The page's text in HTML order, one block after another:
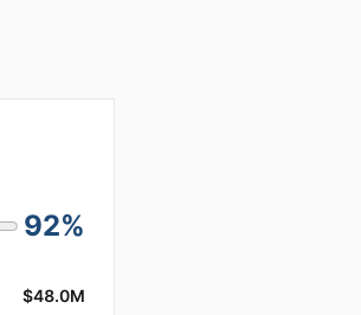
92%
$48.0M